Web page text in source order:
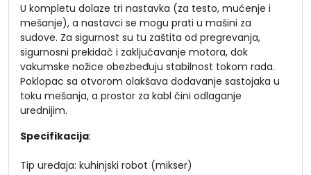
U kompletu dolaze tri nastavka (za testo, mućenje i
mešanje), a nastavci se mogu prati u mašini za
sudove. Za sigurnost su tu zaštita od pregrevanja,
sigurnosni prekidač i zaključavanje motora, dok
vakumske nožice obezbeđuju stabilnost tokom rada.
Poklopac sa otvorom olakšava dodavanje sastojaka u
toku mešanja, a prostor za kabl čini odlaganje
urednijim.
Specifikacija:
Tip uređaja: kuhinjski robot (mikser)